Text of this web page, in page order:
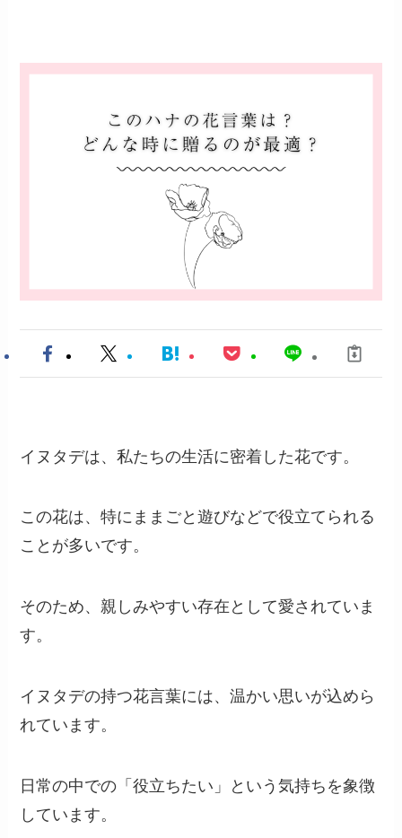
イヌタデは、私たちの生活に密着した花です。
この花は、特にままごと遊びなどで役立てられる
ことが多いです。
そのため、親しみやすい存在として愛されていま
す。
イヌタデの持つ花言葉には、温かい思いが込めら
れています。
日常の中での「役立ちたい」という気持ちを象徴
しています。